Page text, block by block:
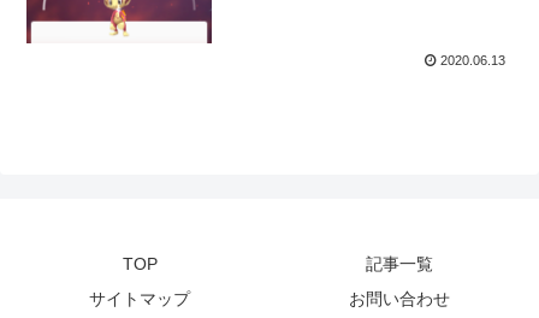
2020.06.13
TOP
記事一覧
サイトマップ
お問い合わせ